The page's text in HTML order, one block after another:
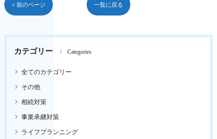
< 前のページ 一覧に戻る
カテゴリー Categories
全てのカテゴリー
その他
相続対策
事業承継対策
ライフプランニング